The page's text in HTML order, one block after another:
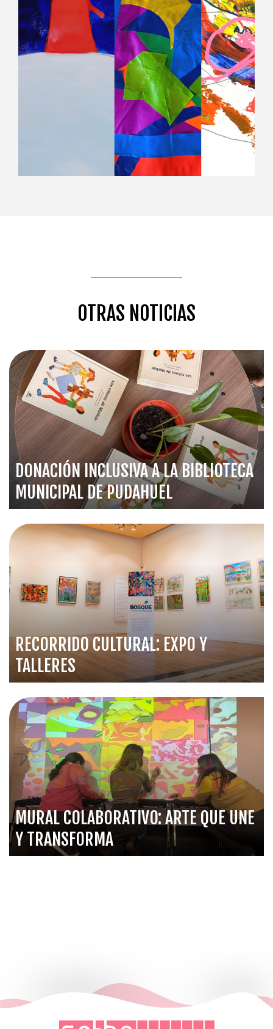
OTRAS NOTICIAS
DONACIÓN INCLUSIVA A LA BIBLIOTECA
MUNICIPAL DE PUDAHUEL
RECORRIDO CULTURAL: EXPO Y
TALLERES
MURAL COLABORATIVO: ARTE QUE UNE
Y TRANSFORMA